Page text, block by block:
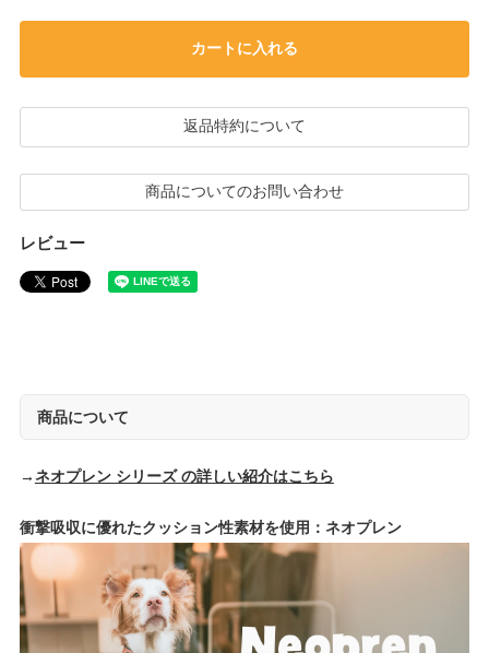
カートに入れる
返品特約について
商品についてのお問い合わせ
レビュー
商品について
→ ネオプレン シリーズ の詳しい紹介はこちら
衝撃吸収に優れたクッション性素材を使用：ネオプレン